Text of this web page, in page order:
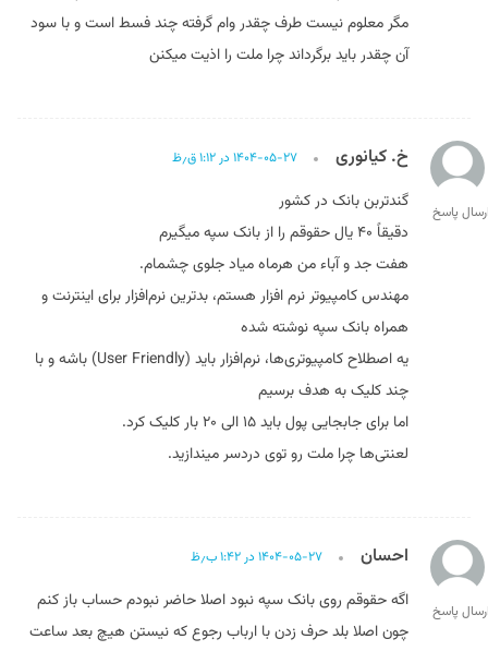
مگر معلوم نیست طرف چقدر وام گرفته چند فسط است و با سود
آن چقدر باید برگرداند چرا ملت را اذیت میکنن
خ. کیانوری ۱۴۰۴-۰۵-۲۷ در ۱:۱۲ ق٫ظ
گندتربن بانک در کشور
دقیقاً ۴۰ یال حقوقم را از بانک سپه میگیرم
هفت جد و آباء من هرماه میاد جلوی چشمام.
مهندس کامپیوتر نرم افزار هستم، بدترین نرم‌افزار برای اینترنت و
همراه بانک سپه نوشته شده
یه اصطلاح کامپیوتر‌ی‌ها، نرم‌افزار باید (User Friendly) باشه و با
چند کلیک به هدف برسیم
اما برای جابجایی پول باید ۱۵ الی ۲۰ بار کلیک کرد.
لعنتی‌ها چرا ملت رو توی دردسر میندازید.
پاسخ
احسان ۱۴۰۴-۰۵-۲۷ در ۱:۴۲ ب٫ظ
اگه حقوقم روی بانک سپه نبود اصلا حاضر نبودم حساب باز کنم
چون اصلا بلد حرف زدن با ارباب رجوع که نیستن هیچ بعد ساعت
پاسخ